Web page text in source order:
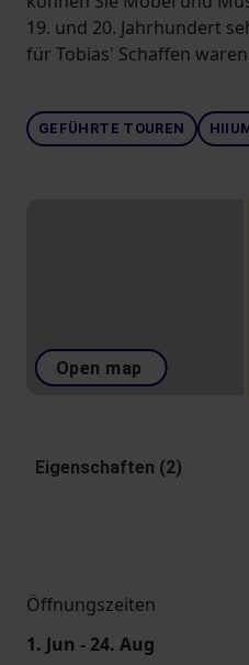
19. und 20. Jahrhundert
für Tobias' Schaffen
GEFÜHRTE TOUREN
Open map
Eigenschaften (2)
Öffnungszeiten
1. Jun - 24. Aug